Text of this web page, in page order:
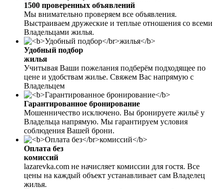
1500 проверенных объявлений
Мы внимательно проверяем все объявления.
Выстраиваем дружеские и теплые отношения со всеми
Владельцами жилья.
Удобный подбор
жилья
Учитывая Ваши пожелания подберём подходящее по
цене и удобствам жилье. Свяжем Вас напрямую с
Владельцем
Гарантированное бронирование
Мошенничество исключено. Вы бронируете жильё у
Владельца напрямую. Мы гарантируем условия
соблюдения Вашей брони.
Оплата без
комиссий
lazarevka.com не начисляет комиссии для гостя. Все
цены на каждый объект устанавливает сам Владелец
жилья.